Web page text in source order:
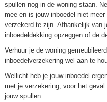
spullen nog in de woning staan.
mee en is jouw inboedel niet
verzekerd te zijn. Afhankelijk van
inboedeldekking opzeggen of de
Verhuur je de woning
inboedelverzekering wel aan te
Wellicht heb je jouw inboedel
met je verzekering, voor het
jouw spullen.